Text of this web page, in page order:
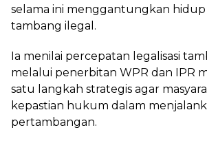
selama ini menggantungkan hidup
tambang ilegal.
Ia menilai percepatan legalisasi
melalui penerbitan WPR dan IPR
satu langkah strategis agar
kepastian hukum dalam
pertambangan.